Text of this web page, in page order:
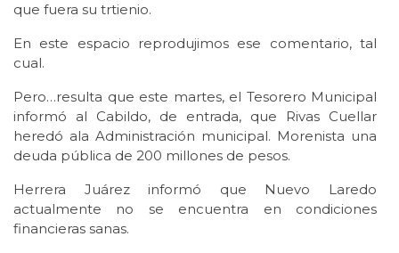
que fuera su trtienio.
En este espacio reprodujimos ese comentario, tal
cual.
Pero…resulta que este martes, el Tesorero Municipal
informó al Cabildo, de entrada, que Rivas Cuellar
heredó ala Administración municipal. Morenista una
deuda pública de 200 millones de pesos.
Herrera Juárez informó que Nuevo Laredo
actualmente no se encuentra en condiciones
financieras sanas.